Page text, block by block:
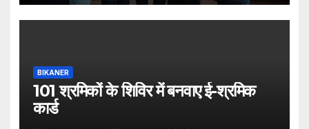
BIKANER
101 श्रमिकों के शिविर में बनवाए ई-श्रमिक
कार्ड